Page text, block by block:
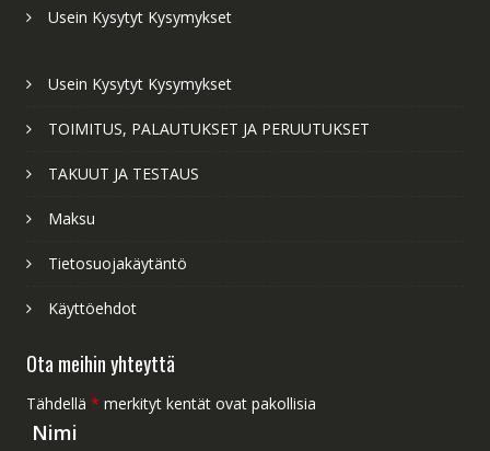
Usein Kysytyt Kysymykset
Usein Kysytyt Kysymykset
TOIMITUS, PALAUTUKSET JA PERUUTUKSET
TAKUUT JA TESTAUS
Maksu
Tietosuojakäytäntö
Käyttöehdot
Ota meihin yhteyttä
Tähdellä * merkityt kentät ovat pakollisia
Nimi